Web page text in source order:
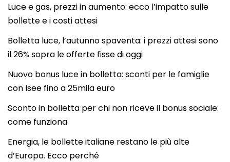
Luce e gas, prezzi in aumento: ecco l’impatto sulle
bollette e i costi attesi
Bolletta luce, l’autunno spaventa: i prezzi attesi sono
il 26% sopra le offerte fisse di oggi
Nuovo bonus luce in bolletta: sconti per le famiglie
con Isee fino a 25mila euro
Sconto in bolletta per chi non riceve il bonus sociale:
come funziona
Energia, le bollette italiane restano le più alte
d’Europa. Ecco perché